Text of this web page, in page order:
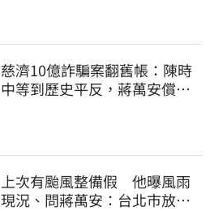
慈濟10億詐騙案翻舊帳：陳時
中等到歷史平反，蔣萬安償還
上次有颱風整備假 他曝風雨
現況、問蔣萬安：台北市放假